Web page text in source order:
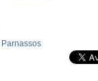
Parnassos